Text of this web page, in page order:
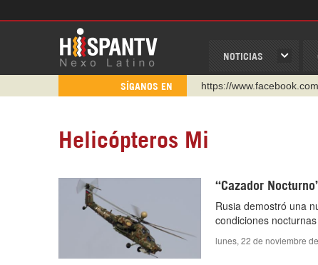
NOTICIAS
SÍGANOS EN https://
https://www.youtube.com/
https://t.me/hispantvcanal
WhatsApp y Viber: +98
Instagram como: hispan_tv
Helicópteros Mi
“Cazador
Rusia demostró una
condiciones
lunes, 22 de noviembre